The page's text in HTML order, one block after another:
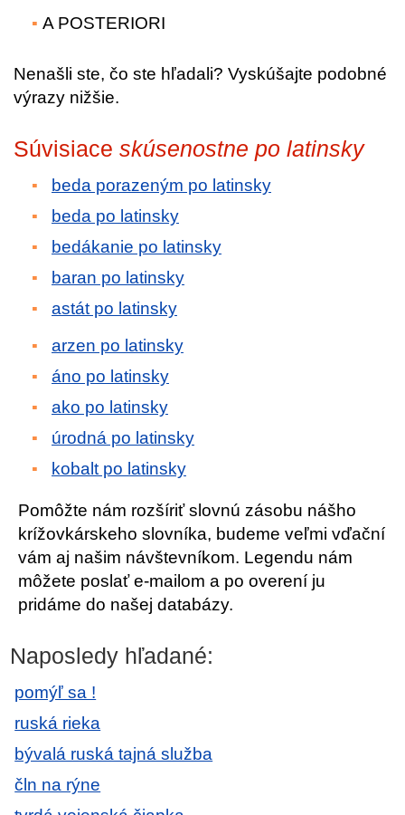
A POSTERIORI
Nenašli ste, čo ste hľadali? Vyskúšajte podobné
výrazy nižšie.
Súvisiace skúsenostne po latinsky
beda porazeným po latinsky
beda po latinsky
bedákanie po latinsky
baran po latinsky
astát po latinsky
arzen po latinsky
áno po latinsky
ako po latinsky
úrodná po latinsky
kobalt po latinsky
Pomôžte nám rozšíriť slovnú zásobu nášho
krížovkárskeho slovníka, budeme veľmi vďační
vám aj našim návštevníkom. Legendu nám
môžete poslať e-mailom a po overení ju
pridáme do našej databázy.
Naposledy hľadané:
pomýľ sa !
ruská rieka
bývalá ruská tajná služba
čln na rýne